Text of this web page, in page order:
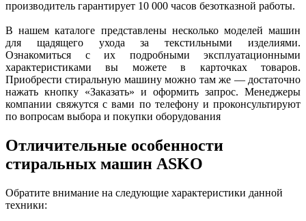
производитель гарантирует 10 000 часов безотказной работы.
В нашем каталоге представлены несколько моделей машин
для щадящего ухода за текстильными изделиями.
Ознакомиться с их подробными эксплуатационными
характеристиками вы можете в карточках товаров.
Приобрести стиральную машину можно там же — достаточно
нажать кнопку «Заказать» и оформить запрос. Менеджеры
компании свяжутся с вами по телефону и проконсультируют
по вопросам выбора и покупки оборудования
Отличительные особенности
стиральных машин ASKO
Обратите внимание на следующие характеристики данной
техники: